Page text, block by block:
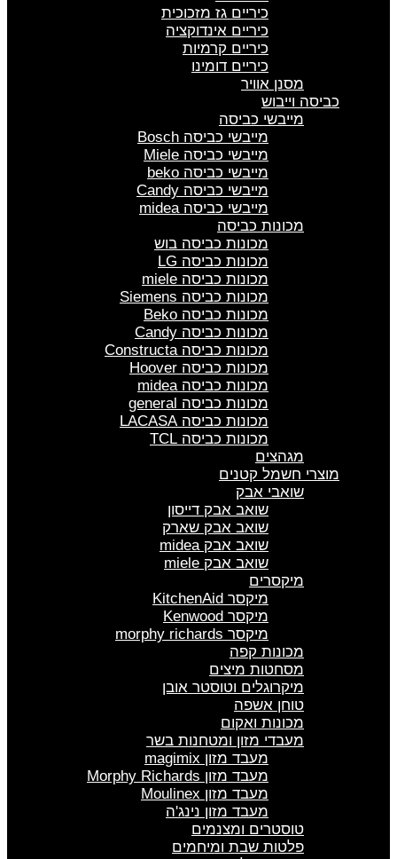
כיריים גז מזכוכית
כיריים אינדוקציה
כיריים קרמיות
כיריים דומינו
מסנן אוויר
כביסה וייבוש
מייבשי כביסה
מייבשי כביסה Bosch
מייבשי כביסה Miele
מייבשי כביסה beko
מייבשי כביסה Candy
מייבשי כביסה midea
מכונות כביסה
מכונות כביסה בוש
מכונות כביסה LG
מכונות כביסה miele
מכונות כביסה Siemens
מכונות כביסה Beko
מכונות כביסה Candy
מכונות כביסה Constructa
מכונות כביסה Hoover
מכונות כביסה midea
מכונות כביסה general
מכונות כביסה LACASA
מכונות כביסה TCL
מגהצים
מוצרי חשמל קטנים
שואבי אבק
שואב אבק דייסון
שואב אבק שארק
שואב אבק midea
שואב אבק miele
מיקסרים
מיקסר KitchenAid
מיקסר Kenwood
מיקסר morphy richards
מכונות קפה
מסחטות מיצים
מיקרוגלים וטוסטר אובן
טוחן אשפה
מכונות ואקום
מעבדי מזון ומטחנות בשר
מעבד מזון magimix
מעבד מזון Morphy Richards
מעבד מזון Moulinex
מעבד מזון נינג'ה
טוסטרים ומצנמים
פלטות שבת ומיחמים